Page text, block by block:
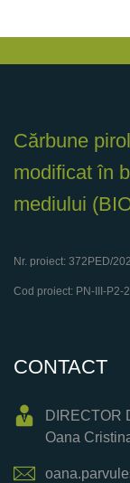
Cărbune
modificat în
mediului
Nr. proiect: 372PED/
Cod proiect: PN-III-P2-
CONTACT
DIRECTOR
Oana